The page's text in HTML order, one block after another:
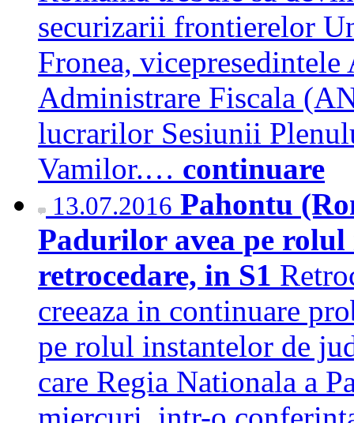
securizarii frontierelor
Fronea,
Administrare Fiscala
lucrarilor Sesiunii
Vamilor.… continuare
13.07.2016 Pahontu
Padurilor avea pe rolul
retrocedare, in S1
creeaza in continuare
pe rolul instantelor de
care Regia Nationala a